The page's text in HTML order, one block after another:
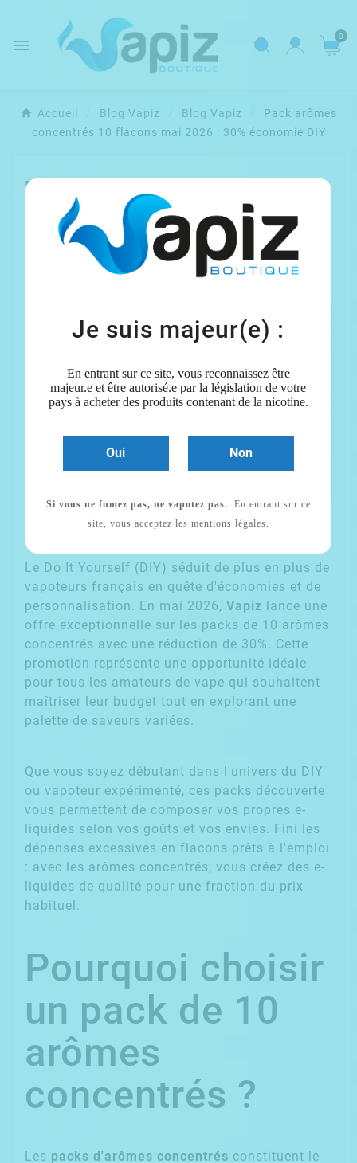
Je suis majeur(e) :
En entrant sur ce site, vous reconnaissez être
majeur.e et être autorisé.e par la législation de votre
pays à acheter des produits contenant de la nicotine.
Oui Non
Si vous ne fumez pas, ne vapotez pas. En entrant sur ce
site, vous acceptez les mentions légales.
 0
Accueil Blog Vapiz Blog Vapiz
Pack arômes
concentrés 10 flacons mai 2026 : 30% économie DIY
Pack arômes concentrés 10
flacons mai 2026 : 30% économie
juin 02, 2026  Vues :175
Commentaires :0
Le Do It Yourself (DIY) séduit de plus en plus de
vapoteurs français en quête d'économies et de
personnalisation. En mai 2026, Vapiz lance une
offre exceptionnelle sur les packs de 10 arômes
concentrés avec une réduction de 30%. Cette
promotion représente une opportunité idéale
pour tous les amateurs de vape qui souhaitent
maîtriser leur budget tout en explorant une
palette de saveurs variées.
Que vous soyez débutant dans l'univers du DIY
ou vapoteur expérimenté, ces packs découverte
vous permettent de composer vos propres e-
liquides selon vos goûts et vos envies. Fini les
dépenses excessives en flacons prêts à l'emploi
: avec les arômes concentrés, vous créez des e-
liquides de qualité pour une fraction du prix
habituel.
Pourquoi choisir
un pack de 10
arômes
concentrés ?
Les packs d'arômes concentrés constituent le